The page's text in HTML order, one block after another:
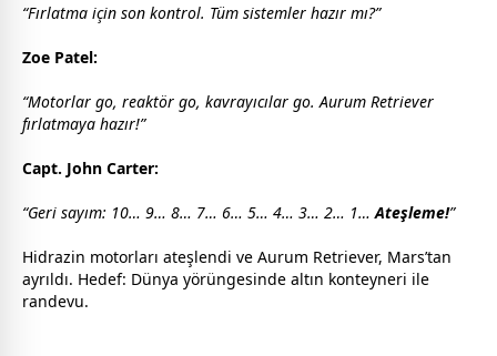
“Fırlatma için son kontrol. Tüm sistemler hazır mı?”
Zoe Patel:
“Motorlar go, reaktör go, kavrayıcılar go. Aurum Retriever
fırlatmaya hazır!”
Capt. John Carter:
“Geri sayım: 10… 9… 8… 7… 6… 5… 4… 3… 2… 1…Ateşleme!”
Hidrazin motorları ateşlendi ve Aurum Retriever, Mars’tan
ayrıldı. Hedef: Dünya yörüngesinde altın konteyneri ile
randevu.